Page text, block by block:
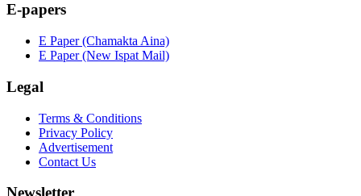
E-papers
E Paper (Chamakta Aina)
E Paper (New Ispat Mail)
Legal
Terms & Conditions
Privacy Policy
Advertisement
Contact Us
Newsletter